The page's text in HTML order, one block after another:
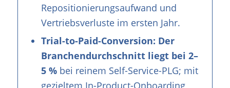
Repositionierungsaufwand und
Vertriebsverluste im ersten Jahr.
Trial-to-Paid-Conversion: Der
Branchendurchschnitt liegt bei 2–
5 %bei reinem Self-Service-PLG; mit